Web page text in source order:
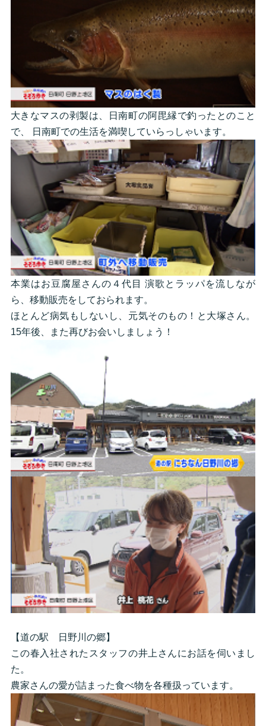
大きなマスの剥製は、日南町の阿毘縁で釣ったとのこと
で、 日南町での生活を満喫していらっしゃいます。
本業はお豆腐屋さんの４代目 演歌とラッパを流しなが
ら、移動販売をしておられます。
ほとんど病気もしないし、元気そのもの！と大塚さん。
15年後、また再びお会いしましょう！
【道の駅 日野川の郷】
この春入社されたスタッフの井上さんにお話を伺いまし
た。
農家さんの愛が詰まった食べ物を各種扱っています。